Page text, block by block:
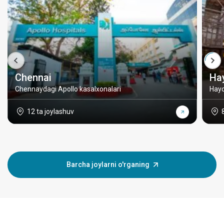
Chennai
Chennaydagi Apollo kasalxonalari
12 ta joylashuv
Barcha joylarni o'rganing